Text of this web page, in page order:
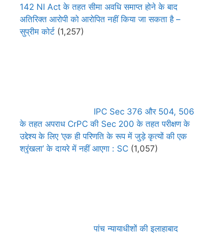
142 NI Act के तहत सीमा अवधि समाप्त होने के बाद
अतिरिक्त आरोपी को आरोपित नहीं किया जा सकता है –
सुप्रीम कोर्ट (1,257)
IPC Sec 376 और 504, 506
के तहत अपराध CrPC की Sec 200 के तहत परीक्षण के
उद्देश्य के लिए ‘एक ही परिणति के रूप में जुड़े कृत्यों की एक
श्रृंखला’ के दायरे में नहीं आएगा : SC (1,057)
पांच न्यायाधीशों की इलाहाबाद